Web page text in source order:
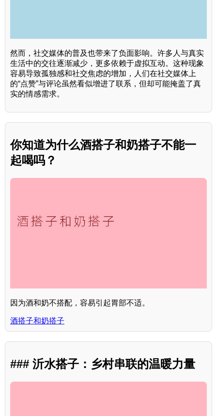
然而，社交媒体的普及也带来了负面影响。许多人与真实
生活中的交往逐渐减少，更多依赖于虚拟互动。这种现象
容易导致孤独感和社交焦虑的增加，人们在社交媒体上
的“点赞”与评论虽然看似增进了联系，但却可能掩盖了真
实的情感需求。
你知道为什么酒搭子和奶搭子不能一
起喝吗？
因为酒和奶不搭配，容易引起胃部不适。
酒搭子和奶搭子
### 沂水搭子：乡村串联的温暖力量